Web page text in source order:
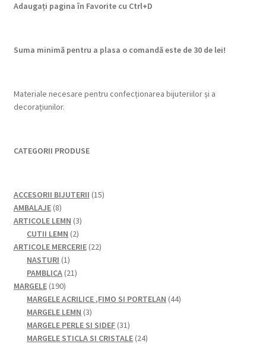
Adaugați pagina în Favorite cu Ctrl+D
Suma minimă pentru a plasa o comandă este de 30 de lei!
Materiale necesare pentru confecționarea bijuteriilor și a
decorațiunilor.
CATEGORII PRODUSE
ACCESORII BIJUTERII 1515
AMBALAJE 88
produse
ARTICOLE LEMN 33
CUTII LEMN 22
produse
ARTICOLE MERCERIE 2222
NASTURI 11
produs
PAMBLICA 2121
produse
MARGELE 190190
de
produse
MARGELE ACRILICE ,FIMO SI PORTELAN 4444
MARGELE LEMN 33
produse
MARGELE PERLE SI SIDEF 3131
de
MARGELE STICLA SI CRISTALE 2424